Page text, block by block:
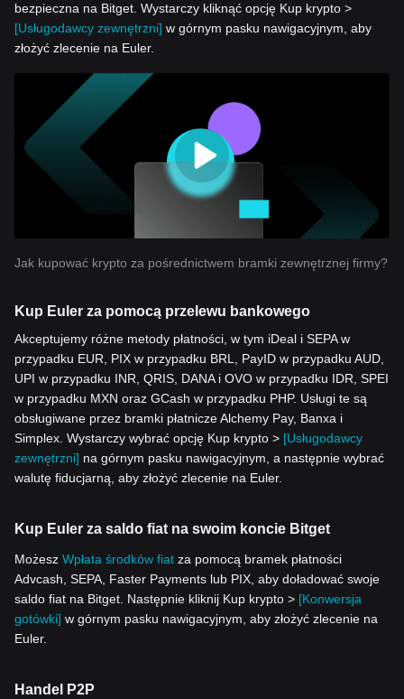
bezpieczna na Bitget. Wystarczy kliknąć opcję Kup krypto >
[Usługodawcy zewnętrzni] w górnym pasku nawigacyjnym, aby
złożyć zlecenie na Euler.
Jak kupować krypto za pośrednictwem bramki zewnętrznej firmy?
Kup Euler za pomocą przelewu bankowego
Akceptujemy różne metody płatności, w tym iDeal i SEPA w
przypadku EUR, PIX w przypadku BRL, PayID w przypadku AUD,
UPI w przypadku INR, QRIS, DANA i OVO w przypadku IDR, SPEI
w przypadku MXN oraz GCash w przypadku PHP. Usługi te są
obsługiwane przez bramki płatnicze Alchemy Pay, Banxa i
Simplex. Wystarczy wybrać opcję Kup krypto > [Usługodawcy
zewnętrzni] na górnym pasku nawigacyjnym, a następnie wybrać
walutę fiducjarną, aby złożyć zlecenie na Euler.
Kup Euler za saldo fiat na swoim koncie Bitget
Możesz Wpłata środków fiat za pomocą bramek płatności
Advcash, SEPA, Faster Payments lub PIX, aby doładować swoje
saldo fiat na Bitget. Następnie kliknij Kup krypto > [Konwersja
gotówki] w górnym pasku nawigacyjnym, aby złożyć zlecenie na
Euler.
Handel P2P